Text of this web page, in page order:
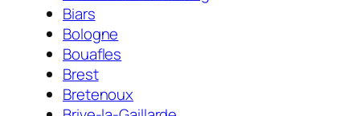
Biars
Bologne
Bouafles
Brest
Bretenoux